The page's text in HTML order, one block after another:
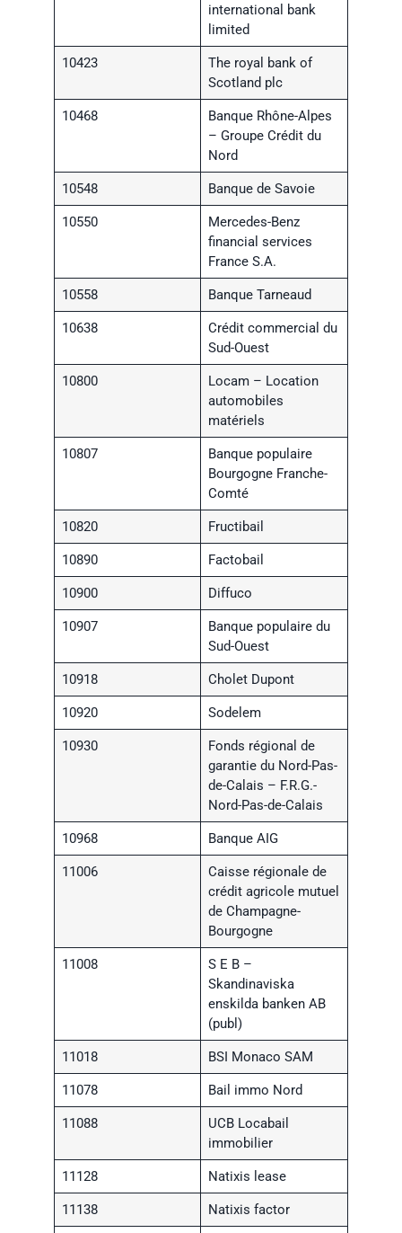
international bank
limited
10423
The royal bank of
Scotland plc
10468
Banque Rhône-Alpes
– Groupe Crédit du
Nord
10548 Banque de Savoie
10550
Mercedes-Benz
financial services
France S.A.
10558 Banque Tarneaud
10638
Crédit commercial du
Sud-Ouest
10800
Locam – Location
automobiles
matériels
10807
Banque populaire
Bourgogne Franche-
Comté
10820 Fructibail
10890 Factobail
10900 Diffuco
10907
Banque populaire du
Sud-Ouest
10918 Cholet Dupont
10920 Sodelem
10930
Fonds régional de
garantie du Nord-Pas-
de-Calais – F.R.G.-
Nord-Pas-de-Calais
10968 Banque AIG
11006
Caisse régionale de
crédit agricole mutuel
de Champagne-
Bourgogne
11008
S E B –
Skandinaviska
enskilda banken AB
(publ)
11018 BSI Monaco SAM
11078 Bail immo Nord
11088
UCB Locabail
immobilier
11128 Natixis lease
11138 Natixis factor